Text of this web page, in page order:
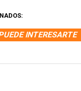
INTERESARTE